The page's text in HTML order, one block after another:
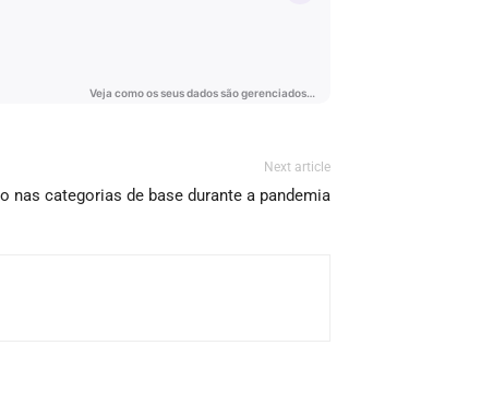
Next article
nas categorias de base durante a pandemia